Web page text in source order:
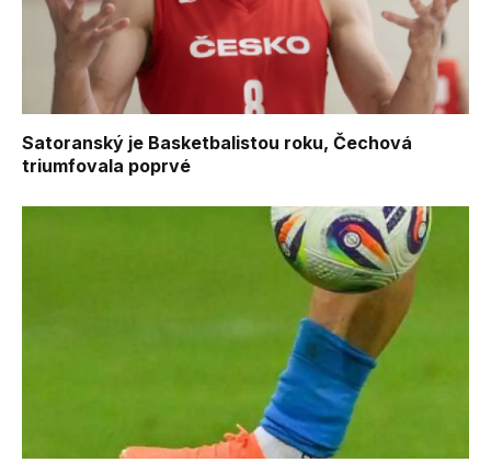
Satoranský je Basketbalistou roku, Čechová
triumfovala poprvé